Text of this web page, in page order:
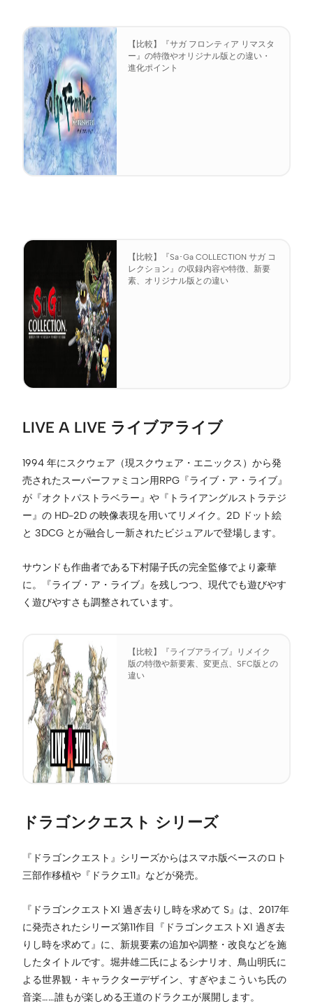
【比較】『サガ フロンティア リマスタ
ー』の特徴やオリジナル版との違い・
進化ポイント
【比較】『Sa･Ga COLLECTION サガ コ
レクション』の収録内容や特徴、新要
素、オリジナル版との違い
LIVE A LIVE ライブアライブ
1994 年にスクウェア（現スクウェア・エニックス）から発
売されたスーパーファミコン用RPG『ライブ・ア・ライブ』
が『オクトパストラベラー』や『トライアングルストラテジ
ー』の HD-2D の映像表現を用いてリメイク。2D ドット絵
と 3DCG とが融合し一新されたビジュアルで登場します。
サウンドも作曲者である下村陽子氏の完全監修でより豪華
に。『ライブ・ア・ライブ』を残しつつ、現代でも遊びやす
く遊びやすさも調整されています。
【比較】『ライブアライブ』リメイク
版の特徴や新要素、変更点、SFC版との
違い
ドラゴンクエスト シリーズ
『ドラゴンクエスト』シリーズからはスマホ版ベースのロト
三部作移植や『ドラクエ11』などが発売。
『ドラゴンクエストXI 過ぎ去りし時を求めて S』は、2017年
に発売されたシリーズ第11作目『ドラゴンクエストXI 過ぎ去
りし時を求めて』に、新規要素の追加や調整・改良などを施
したタイトルです。堀井雄二氏によるシナリオ、鳥山明氏に
よる世界観・キャラクターデザイン、すぎやまこういち氏の
音楽……誰もが楽しめる王道のドラクエが展開します。